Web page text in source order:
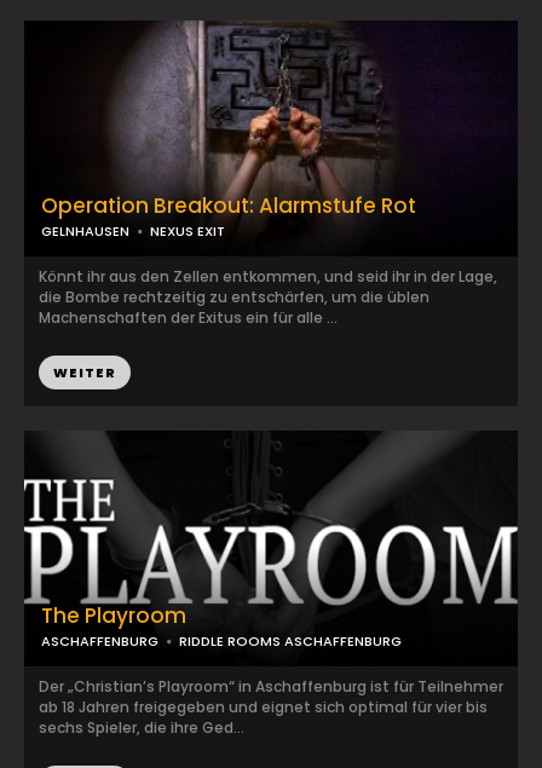
Operation Breakout: Alarmstufe Rot
GELNHAUSEN NEXUS EXIT
Könnt ihr aus den Zellen entkommen, und seid ihr in der Lage,
die Bombe rechtzeitig zu entschärfen, um die üblen
Machenschaften der Exitus ein für alle ...
WEITER
The Playroom
ASCHAFFENBURG RIDDLE ROOMS ASCHAFFENBURG
Der „Christian’s Playroom“ in Aschaffenburg ist für Teilnehmer
ab 18 Jahren freigegeben und eignet sich optimal für vier bis
sechs Spieler, die ihre Ged...